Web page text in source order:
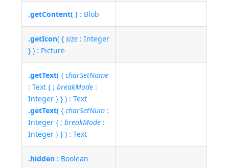
.getContent( ) : Blob
.getIcon( {size : Integer
} ) : Picture
.getText( {charSetName
: Text { ;breakMode :
Integer } } ) : Text
.getText( {charSetNum :
Integer { ;breakMode :
Integer } } ) : Text
.hidden : Boolean